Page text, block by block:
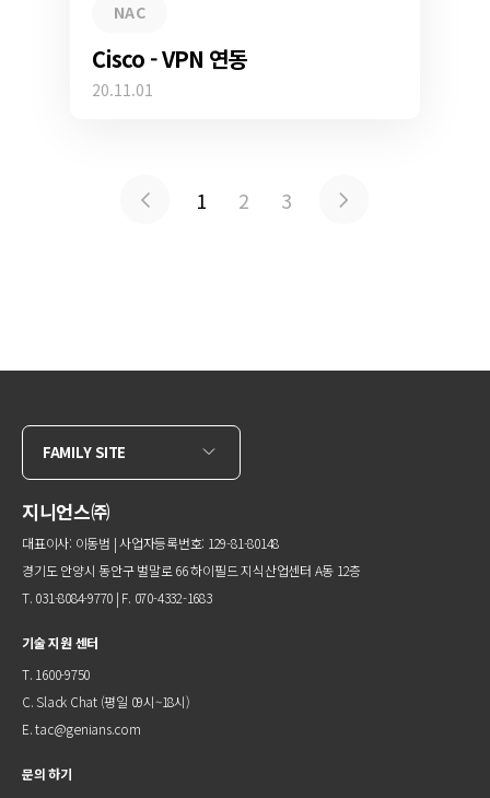
NAC
Cisco - VPN 연동
20.11.01
1 2 3
지니언스㈜
대표이사: 이동범 | 사업자등록번호: 129-81-80148
경기도 안양시 동안구 벌말로 66 하이필드 지식산업센터 A동 12층
T. 031-8084-9770 | F. 070-4332-1683
기술 지원 센터
T. 1600-9750
C. Slack Chat(평일 09시~18시)
E.tac@genians.com
문의 하기
FAMILY SITE